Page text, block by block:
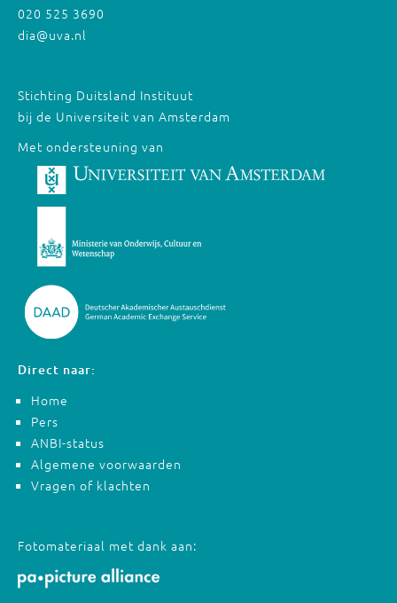
020 525 3690
dia@uva.nl
Stichting Duitsland Instituut
bij de Universiteit van Amsterdam
Met ondersteuning van
Direct naar:
Home
Pers
ANBI-status
Algemene voorwaarden
Vragen of klachten
Fotomateriaal met dank aan: